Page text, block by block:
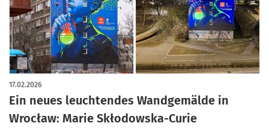
Ein neues leuchtendes Wandgemälde in
Wrocław: Marie Skłodowska-Curie
17.02.2026